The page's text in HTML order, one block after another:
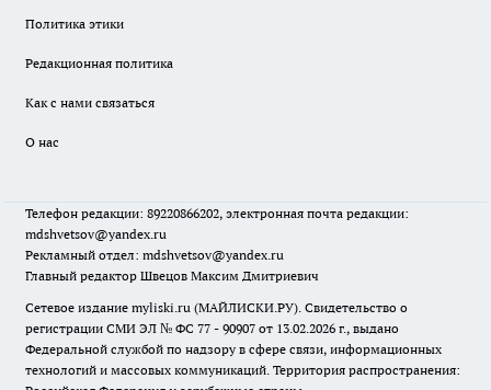
Политика этики
Редакционная политика
Как с нами связаться
О нас
Телефон редакции: 89220866202, электронная почта редакции:
mdshvetsov@yandex.ru
Рекламный отдел: mdshvetsov@yandex.ru
Главный редактор Швецов Максим Дмитриевич
Сетевое издание myliski.ru (МАЙЛИСКИ.РУ). Свидетельство о
регистрации СМИ ЭЛ № ФС 77 - 90907 от 13.02.2026 г., выдано
Федеральной службой по надзору в сфере связи, информационных
технологий и массовых коммуникаций. Территория распространения: